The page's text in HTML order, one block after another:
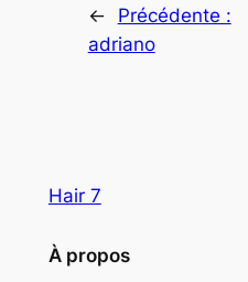
←
Précédente :
adriano
Hair 7
À propos